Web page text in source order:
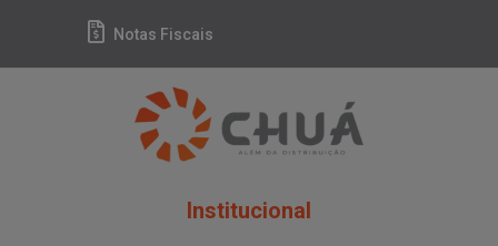
Notas Fiscais
Institucional